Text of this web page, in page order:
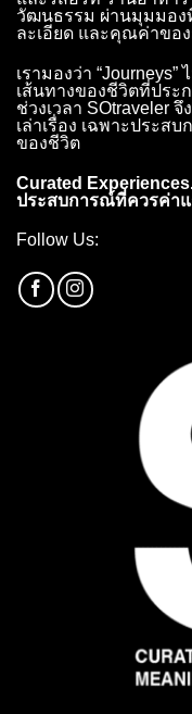
วัฒนธรรม ผ่านมุมมอ
ละเอียด และคุณค่าขอ
เรามองว่า
เส้นทางของชีวิตที่ประ
ช่วงเวลา SOtraveler
เล่าเรื่อง เฉพาะประส
ของชีวิต
Curated
ประสบการณ์ที่ควรค่า
Follow Us: